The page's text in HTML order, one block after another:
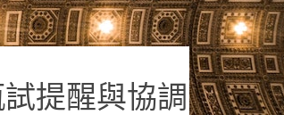
提醒與協調